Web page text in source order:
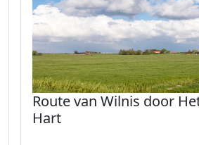
Route van Wilnis door
Hart